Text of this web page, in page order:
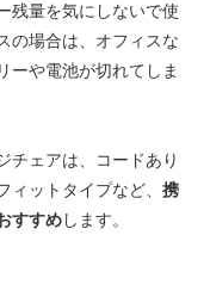
残量を気にしないで使
の場合は、オフィスな
ーや電池が切れてしま
チェアは、コードあり
ィットタイプなど、 携
すすめ します。